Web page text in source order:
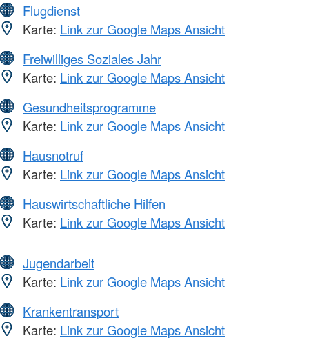
Flugdienst
Karte: Link zur Google Maps Ansicht
Freiwilliges Soziales Jahr
Karte: Link zur Google Maps Ansicht
Gesundheitsprogramme
Karte: Link zur Google Maps Ansicht
Hausnotruf
Karte: Link zur Google Maps Ansicht
Hauswirtschaftliche Hilfen
Karte: Link zur Google Maps Ansicht
Jugendarbeit
Karte: Link zur Google Maps Ansicht
Krankentransport
Karte: Link zur Google Maps Ansicht